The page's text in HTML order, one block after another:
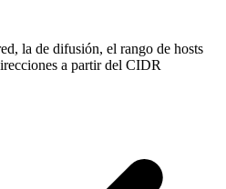
la de difusión, el rango de hosts
a partir del CIDR